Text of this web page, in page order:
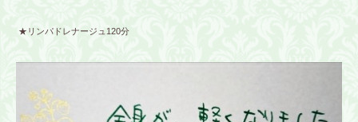
★リンパドレナージュ120分